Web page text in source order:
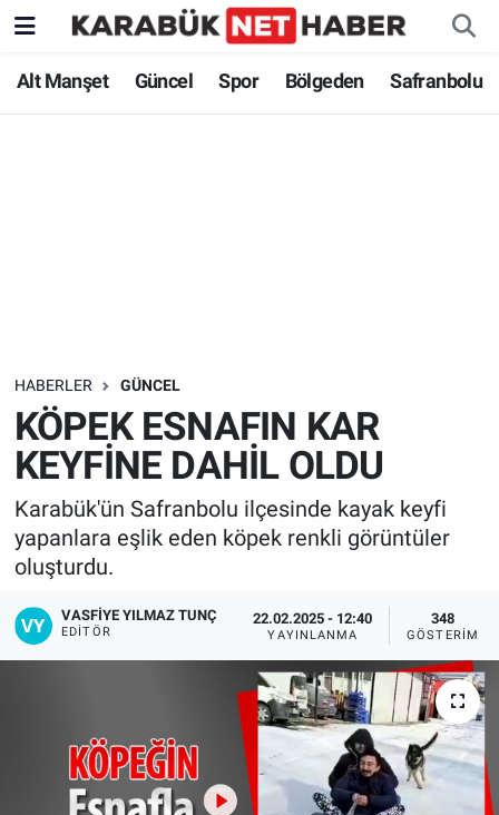
Alt Manşet Güncel Spor Bölgeden Safranbolu
HABERLER GÜNCEL
KÖPEK ESNAFIN KAR
KEYFİNE DAHİL OLDU
Karabük'ün Safranbolu ilçesinde kayak keyfi
yapanlara eşlik eden köpek renkli görüntüler
oluşturdu.
VASFIYE YILMAZ TUNÇ
EDITÖR
22.02.2025 - 12:40
YAYINLANMA
348
GÖSTERIM